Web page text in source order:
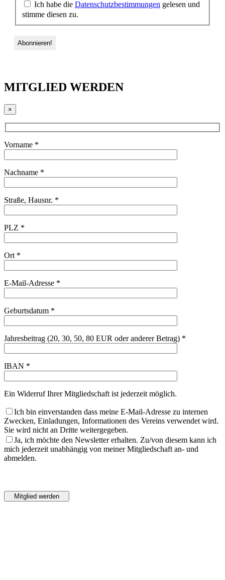
Ich habe die Datenschutzbestimmungen gelesen und
stimme diesen zu.
MITGLIED WERDEN
×
Vorname *
Nachname *
Straße, Hausnr. *
PLZ *
Ort *
E-Mail-Adresse *
Geburtsdatum *
Jahresbeitrag (20, 30, 50, 80 EUR oder anderer Betrag) *
IBAN *
Ein Widerruf Ihrer Mitgliedschaft ist jederzeit möglich.
Ich bin einverstanden dass meine E-Mail-Adresse zu internen
Zwecken, Einladungen, Informationen des Vereins verwendet wird.
Sie wird nicht an Dritte weitergegeben.
Ja, ich möchte den Newsletter erhalten. Zu/von diesem kann ich
mich jederzeit unabhängig von meiner Mitgliedschaft an- und
abmelden.
dieses
Feld
lasse
dieses